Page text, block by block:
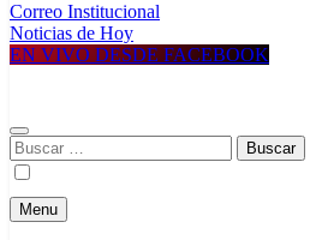
MUNICIPALIDAD DISTRITAL DE
Construyendo una nueva Historia
Correo Institucional
Noticias de Hoy
EN VIVO DESDE FACEBOOK
Buscar:
Menu